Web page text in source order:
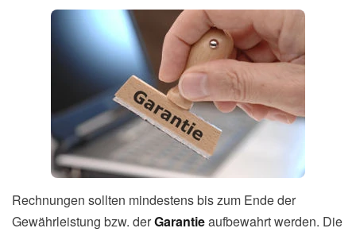
Rechnungen sollten mindestens bis zum Ende der
Gewährleistung bzw. derGarantieaufbewahrt werden. Die